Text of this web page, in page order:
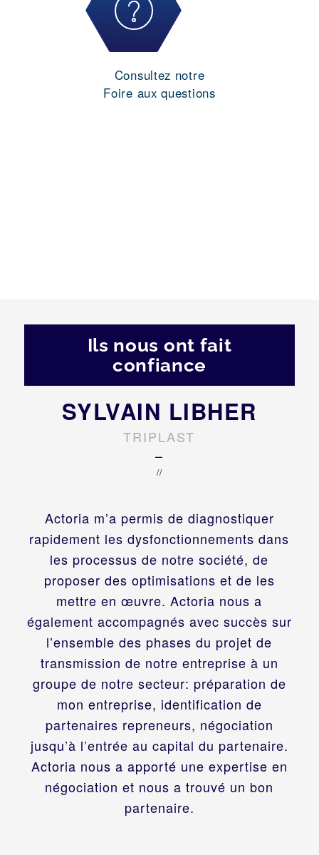
Consultez notre
Foire aux questions
Ils nous ont fait
confiance
Actoria m’a permis de diagnostiquer
rapidement les dysfonctionnements dans
les processus de notre société, de
proposer des optimisations et de les
mettre en œuvre. Actoria nous a
également accompagnés avec succès sur
l’ensemble des phases du projet de
transmission de notre entreprise à un
groupe de notre secteur: préparation de
mon entreprise, identification de
partenaires repreneurs, négociation
jusqu’à l’entrée au capital du partenaire.
Actoria nous a apporté une expertise en
négociation et nous a trouvé un bon
partenaire.
SYLVAIN LIBHER
TRIPLAST
–
//